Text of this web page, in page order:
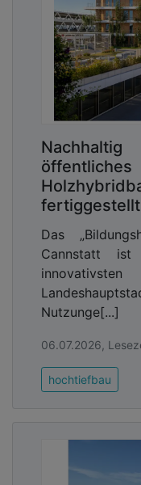
fertiggestellt
Das
Cannstatt
Nutzunge[...]
06.07.2026,
hochtiefbau